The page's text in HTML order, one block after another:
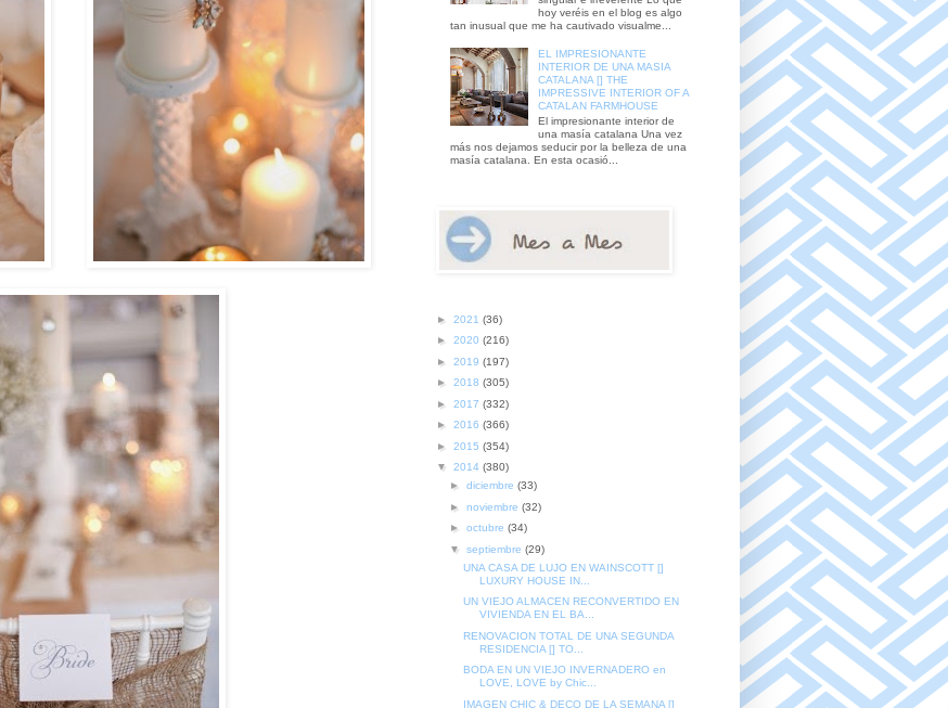
hoy veréis en el blog es algo
tan inusual que me ha cautivado visualme...
EL IMPRESIONANTE
INTERIOR DE UNA MASIA
CATALANA [] THE
IMPRESSIVE INTERIOR OF A
CATALAN FARMHOUSE
El impresionante interior de
una masía catalana Una vez
más nos dejamos seducir por la belleza de una
masía catalana. En esta ocasió...
► 2021 (36)
► 2020 (216)
► 2019 (197)
► 2018 (305)
► 2017 (332)
► 2016 (366)
► 2015 (354)
▼ 2014 (380)
► diciembre (33)
► noviembre (32)
► octubre (34)
▼ septiembre (29)
UNA CASA DE LUJO EN WAINSCOTT []
LUXURY HOUSE IN...
UN VIEJO ALMACEN RECONVERTIDO EN
VIVIENDA EN EL BA...
RENOVACION TOTAL DE UNA SEGUNDA
RESIDENCIA [] TO...
BODA EN UN VIEJO INVERNADERO en
LOVE, LOVE by Chic...
IMAGEN CHIC & DECO DE LA SEMANA []